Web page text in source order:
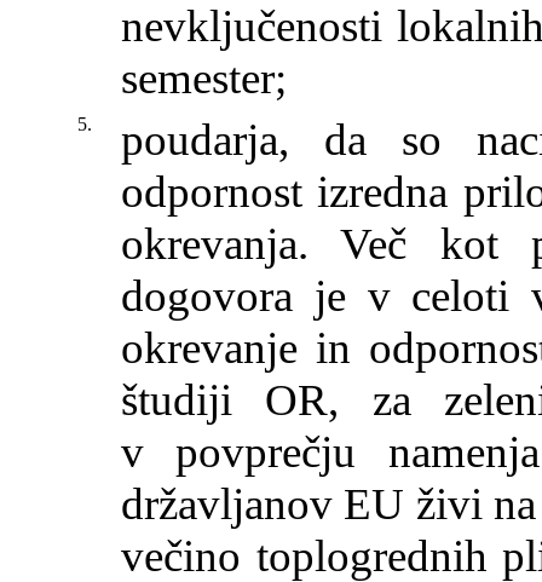
nevključenosti
semester;
5.
poudarja, da so
odpornost izredna
okrevanja. Več kot
dogovora je v celoti
okrevanje in
študiji OR, za
v povprečju
državljanov EU živi
večino toplogrednih